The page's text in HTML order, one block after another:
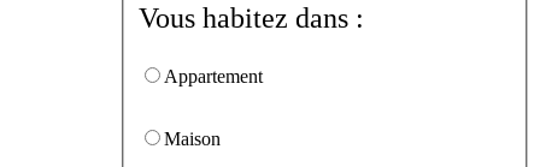
Vous habitez dans :
Appartement
Maison